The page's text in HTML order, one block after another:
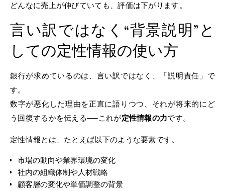
どんなに売上が伸びていても、評価は下がります。
言い訳ではなく“背景説明”と
しての定性情報の使い方
銀行が求めているのは、言い訳ではなく、「説明責任」で
す。
数字が悪化した理由を正直に語りつつ、それが将来的にど
う回復するかを伝える──これが定性情報の力です。
定性情報とは、たとえば以下のような要素です。
市場の動向や業界環境の変化
社内の組織体制や人材戦略
顧客層の変化や単価調整の背景